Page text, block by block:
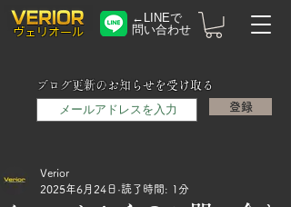
​ヴェリオール
←LINEで
問い合わせ
ブログ更新のお知らせを受け取る
メールアドレス
登録
Verior
2025年6月24日 読了時間: 1分